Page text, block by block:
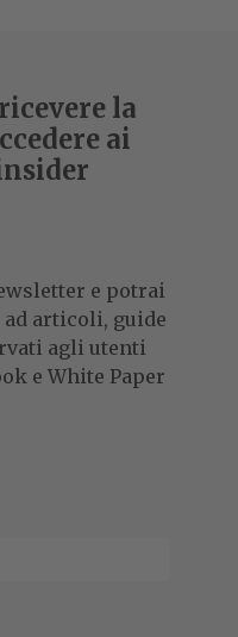
la
ai
e potrai
ad articoli, guide
agli utenti
e White Paper